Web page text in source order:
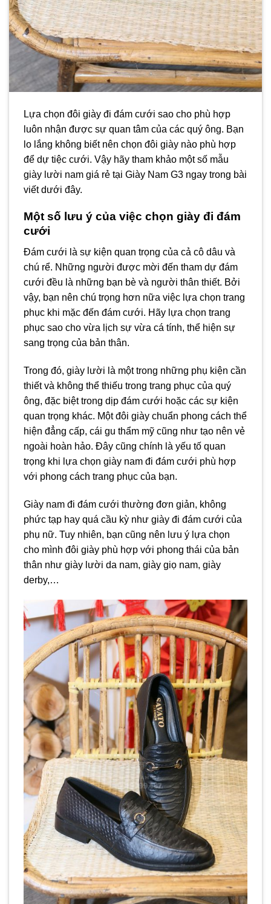
Lựa chọn đôi giày đi đám cưới sao cho phù hợp
luôn nhận được sự quan tâm của các quý ông. Bạn
lo lắng không biết nên chọn đôi giày nào phù hợp
để dự tiệc cưới. Vậy hãy tham khảo một số mẫu
giày lười nam giá rẻ tại Giày Nam G3 ngay trong bài
viết dưới đây.
Một số lưu ý của việc chọn giày đi đám
cưới
Đám cưới là sự kiện quan trọng của cả cô dâu và
chú rể. Những người được mời đến tham dự đám
cưới đều là những bạn bè và người thân thiết. Bởi
vậy, bạn nên chú trọng hơn nữa việc lựa chọn trang
phục khi mặc đến đám cưới. Hãy lựa chọn trang
phục sao cho vừa lịch sự vừa cá tính, thể hiện sự
sang trọng của bản thân.
Trong đó, giày lười là một trong những phụ kiện cần
thiết và không thể thiếu trong trang phục của quý
ông, đặc biệt trong dịp đám cưới hoặc các sự kiện
quan trọng khác. Một đôi giày chuẩn phong cách thể
hiện đẳng cấp, cái gu thẩm mỹ cũng như tạo nên vẻ
ngoài hoàn hảo. Đây cũng chính là yếu tố quan
trọng khi lựa chọn giày nam đi đám cưới phù hợp
với phong cách trang phục của bạn.
Giày nam đi đám cưới thường đơn giản, không
phức tạp hay quá cầu kỳ như giày đi đám cưới của
phụ nữ. Tuy nhiên, bạn cũng nên lưu ý lựa chọn
cho mình đôi giày phù hợp với phong thái của bản
thân như giày lười da nam, giày giọ nam, giày
derby,…